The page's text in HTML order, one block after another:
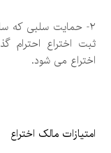
۲- حمایت سلبی که
ثبت اختراع
اختراع می شود.
امتیازات مالک اختراع